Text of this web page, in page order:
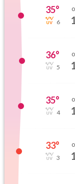
35°
6
36°
5
35°
4
33°
3